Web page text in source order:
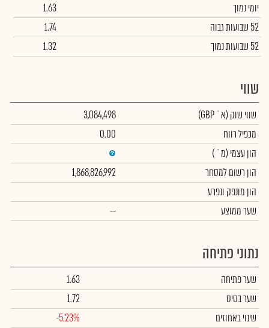
יומי נמוך
1.63
52 שבועות גבוה
1.74
52 שבועות נמוך
1.32
שווי
שווי שוק (א` GBP)
3,084,498
מכפיל רווח
0.00
הון עצמי (מ` )
הון רשום למסחר
1,868,826,992
הון מונפק ונפרע
שער ממוצע
--
נתוני פתיחה
שער פתיחה
1.63
שער בסיס
1.72
שינוי באחוזים
-5.23%